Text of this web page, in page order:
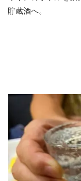
貯蔵酒へ。